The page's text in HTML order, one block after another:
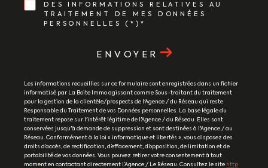
DES INFORMATIONS RELATIVES AU
TRAITEMENT DE MES DONNÉES
PERSONNELLES (*)*
ENVOYER
Les informations recueillies sur ce formulaire sont enregistrées dans un fichier
informatisé par La Boite Immo agissant comme Sous-traitant du traitement
pour la gestion de la clientèle/prospects de l'Agence / du Réseau qui reste
Responsable du Traitement de vos Données personnelles. La base légale du
traitement repose sur l'intérêt légitime de l'Agence / du Réseau. Elles sont
conservées jusqu'à demande de suppression et sont destinées à l'Agence / au
Réseau. Conformément à la loi « informatique et libertés », vous disposez des
droits d’accès, de rectification, d’effacement, d’opposition, de limitation et de
portabilité de vos données. Vous pouvez retirer votre consentement à tout
moment en contactant directement l’Agence / Le Réseau. Consultez le site http